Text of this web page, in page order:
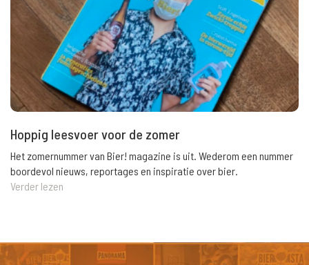
Hoppig leesvoer voor de zomer
Het zomernummer van Bier! magazine is uit. Wederom een nummer
boordevol nieuws, reportages en inspiratie over bier.
Verder lezen